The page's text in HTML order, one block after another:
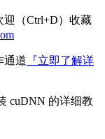
（Ctrl+D）收藏
通道 『立即了解详
cuDNN 的详细教